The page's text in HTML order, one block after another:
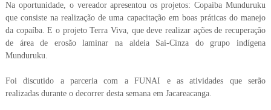
Na oportunidade, o vereador apresentou os projetos: Copaiba Munduruku
que consiste na realização de uma capacitação em boas práticas do manejo
da copaíba. E o projeto Terra Viva, que deve realizar ações de recuperação
de área de erosão laminar na aldeia Sai-Cinza do grupo indígena
Munduruku.
Foi discutido a parceria com a FUNAI e as atividades que serão
realizadas durante o decorrer desta semana em Jacareacanga.